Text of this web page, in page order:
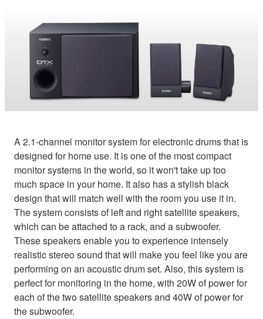
A 2.1-channel monitor system for electronic drums that is
designed for home use. It is one of the most compact
monitor systems in the world, so it won't take up too
much space in your home. It also has a stylish black
design that will match well with the room you use it in.
The system consists of left and right satellite speakers,
which can be attached to a rack, and a subwoofer.
These speakers enable you to experience intensely
realistic stereo sound that will make you feel like you are
performing on an acoustic drum set. Also, this system is
perfect for monitoring in the home, with 20W of power for
each of the two satellite speakers and 40W of power for
the subwoofer.